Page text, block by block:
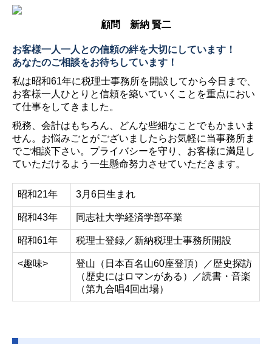
顧問 新納 賢二
お客様一人一人との信頼の絆を大切にしています！
あなたのご相談をお待ちしています！
私は昭和61年に税理士事務所を開設してから今日まで、
お客様一人ひとりと信頼を築いていくことを重点におい
て仕事をしてきました。
税務、会計はもちろん、どんな些細なことでもかまいま
せん。お悩みごとがございましたらお気軽に当事務所ま
でご相談下さい。プライバシーを守り、お客様に満足し
ていただけるよう一生懸命努力させていただきます。
昭和21年 3月6日生まれ
昭和43年 同志社大学経済学部卒業
昭和61年 税理士登録／新納税理士事務所開設
<趣味>
登山（日本百名山60座登頂）／歴史探訪
（歴史にはロマンがある）／読書・音楽
（第九合唱4回出場）